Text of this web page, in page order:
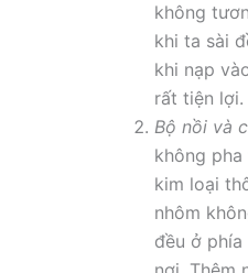
không
khi ta sài
khi nạp
rất tiện lợi.
Bộ nồi và
không
kim loại
nhôm
đều ở